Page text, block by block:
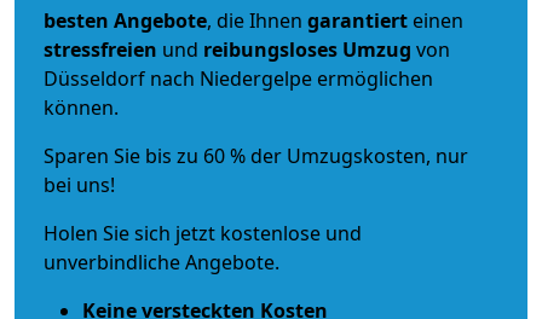
besten Angebote, die Ihnen garantiert einen
stressfreien und reibungsloses Umzug von
Düsseldorf nach Niedergelpe ermöglichen
können.
Sparen Sie bis zu 60 % der Umzugskosten, nur
bei uns!
Holen Sie sich jetzt kostenlose und
unverbindliche Angebote.
Keine versteckten Kosten